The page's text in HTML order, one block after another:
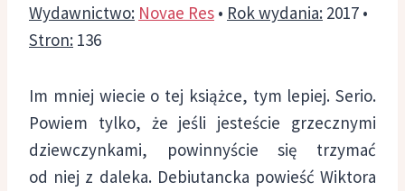
Wydawnictwo: Novae Res • Rok wydania: 2017 •
Stron: 136
Im mniej wiecie o tej książce, tym lepiej. Serio.
Powiem tylko, że jeśli jesteście grzecznymi
dziewczynkami, powinnyście się trzymać
od niej z daleka. Debiutancka powieść Wiktora